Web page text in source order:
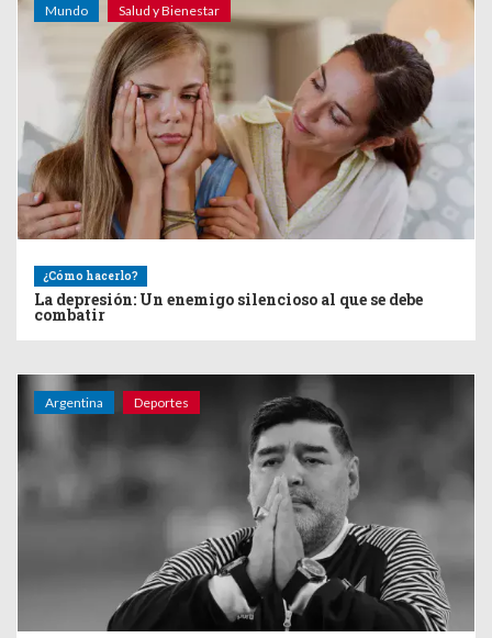
Mundo Salud y Bienestar
¿Cómo hacerlo?
La depresión: Un enemigo silencioso al que se debe
combatir
Argentina Deportes